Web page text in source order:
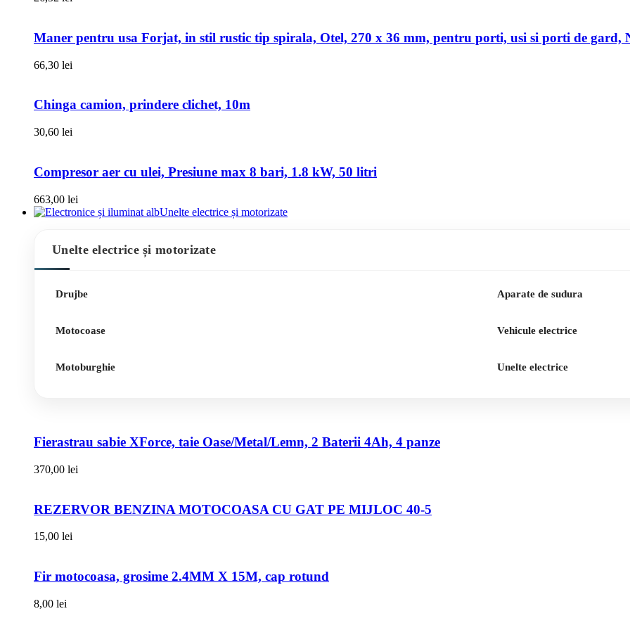
Maner pentru usa Forjat, in stil rustic tip spirala, Otel, 270 x 36 mm, pentru porti, usi si porti de gard,
66,30 lei
Chinga camion, prindere clichet, 10m
30,60 lei
Compresor aer cu ulei, Presiune max 8 bari, 1.8 kW, 50 litri
663,00 lei
Unelte electrice și motorizate
Unelte electrice și motorizate
Drujbe
Motocoase
Motoburghie
Aparate de sudura
Vehicule electrice
Unelte electrice
Fierastrau sabie XForce, taie Oase/Metal/Lemn, 2 Baterii 4Ah, 4 panze
370,00 lei
REZERVOR BENZINA MOTOCOASA CU GAT PE MIJLOC 40-5
15,00 lei
Fir motocoasa, grosime 2.4MM X 15M, cap rotund
8,00 lei